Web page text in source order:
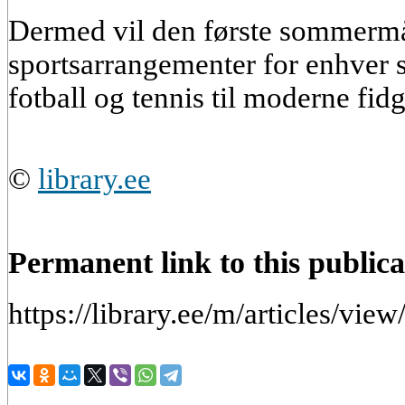
Dermed vil den første
sportsarrangementer for
fotball og tennis til moderne
© library.ee
Permanent link to this
https://library.ee/m/articles/